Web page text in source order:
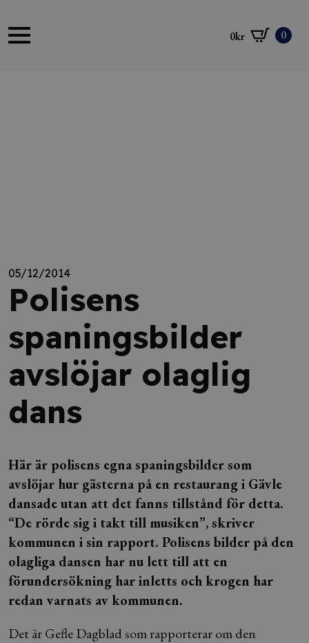
0kr 0
05/12/2014
Polisens
spaningsbilder
avslöjar olaglig
dans
Här är polisens egna spaningsbilder som
avslöjar hur gästerna på en restaurang i Gävle
dansade utan att det fanns tillstånd för detta.
“De rörde sig i takt till musiken”, skriver
kommunen i sin rapport. Polisens bilder på den
olagliga dansen har nu lett till att en
förundersökning har inletts och krogen har
redan varnats av kommunen.
Det är Gefle Dagblad som rapporterar om den